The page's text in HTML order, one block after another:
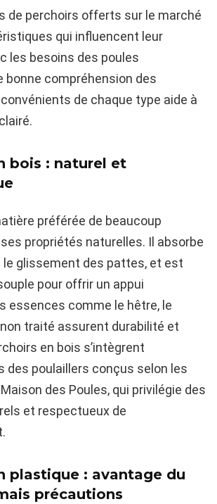
de perchoirs offerts sur le marché
qui influencent leur
les besoins des poules
bonne compréhension des
de chaque type aide à
bois : naturel et
préférée de beaucoup
ses propriétés naturelles. Il absorbe
le glissement des pattes, et est
pour offrir un appui
essences comme le hêtre, le
traité assurent durabilité et
en bois s’intègrent
des poulaillers conçus selon les
des Poules, qui privilégie des
et respectueux de
plastique : avantage du
précautions